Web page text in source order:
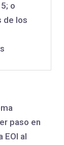
o
de los
paso en
EOI al